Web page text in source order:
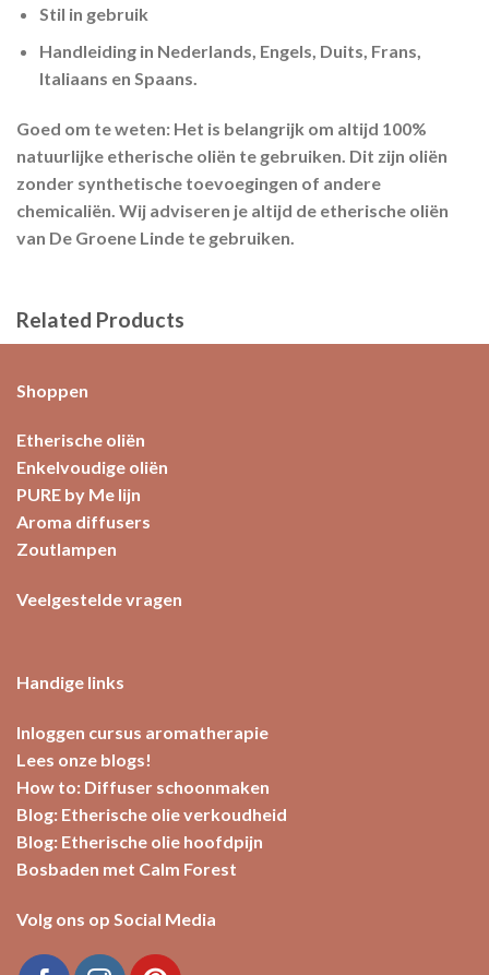
Stil in gebruik
Handleiding in Nederlands, Engels, Duits, Frans,
Italiaans en Spaans.
Goed om te weten: Het is belangrijk om altijd 100%
natuurlijke etherische oliën te gebruiken. Dit zijn oliën
zonder synthetische toevoegingen of andere
chemicaliën. Wij adviseren je altijd de etherische oliën
van De Groene Linde te gebruiken.
Related Products
Shoppen
Etherische oliën
Enkelvoudige oliën
PURE by Me lijn
Aroma diffusers
Zoutlampen
Veelgestelde vragen
Handige links
Inloggen cursus aromatherapie
Lees onze blogs!
How to: Diffuser schoonmaken
Blog: Etherische olie verkoudheid
Blog: Etherische olie hoofdpijn
Bosbaden met Calm Forest
Volg ons op Social Media